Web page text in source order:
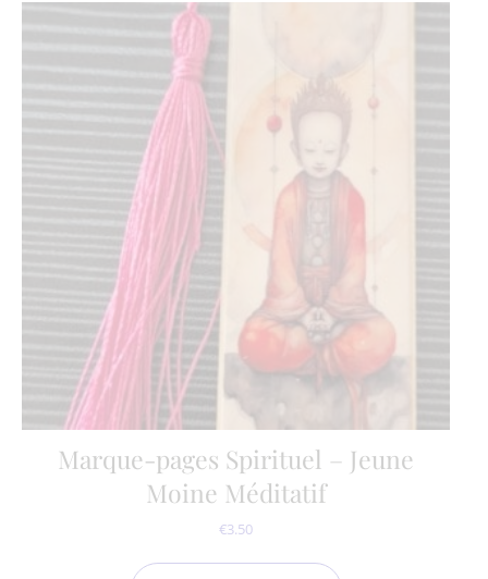
Marque-pages Spirituel – Jeune
Moine Méditatif
€3.50